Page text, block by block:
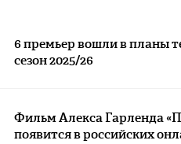
6 премьер вошли в планы
сезон 2025/26
Фильм Алекса Гарленда
появится в российских